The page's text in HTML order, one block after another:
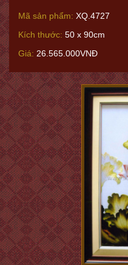
Mã sản phẩm: XQ.4727
Kích thước: 50 x 90cm
Giá: 26.565.000VNĐ